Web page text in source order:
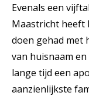
Evenals een
Maastricht heeft
doen gehad met
van huisnaam
lange tijd een
aanzienlijkste